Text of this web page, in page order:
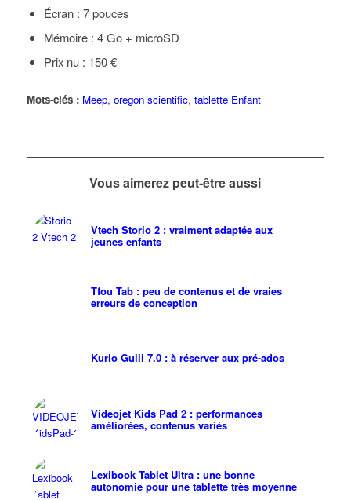
Écran : 7 pouces
Mémoire : 4 Go + microSD
Prix nu : 150 €
Mots-clés : Meep, oregon scientific, tablette Enfant
Vous aimerez peut-être aussi
Vtech Storio 2 : vraiment adaptée aux
jeunes enfants
Tfou Tab : peu de contenus et de vraies
erreurs de conception
Kurio Gulli 7.0 : à réserver aux pré-ados
Videojet Kids Pad 2 : performances
améliorées, contenus variés
Lexibook Tablet Ultra : une bonne
autonomie pour une tablette très moyenne